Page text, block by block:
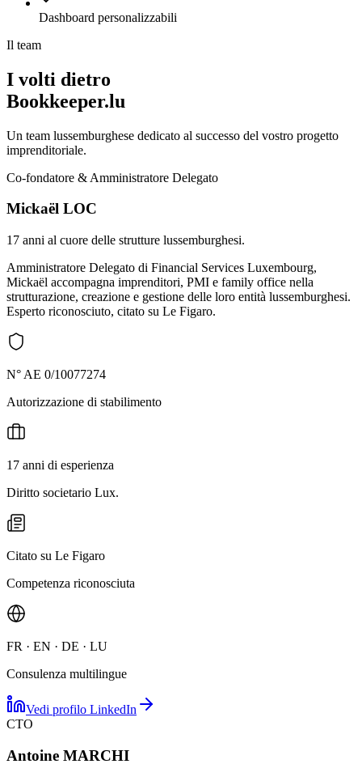
Dashboard personalizzabili
Il team
I volti dietro
Bookkeeper.lu
Un team lussemburghese dedicato al successo del vostro progetto
imprenditoriale.
Co-fondatore & Amministratore Delegato
Mickaël LOC
17 anni al cuore delle strutture lussemburghesi.
Amministratore Delegato di Financial Services Luxembourg,
Mickaël accompagna imprenditori, PMI e family office nella
strutturazione, creazione e gestione delle loro entità lussemburghesi.
Esperto riconosciuto, citato su Le Figaro.
N° AE 0/10077274
Autorizzazione di stabilimento
17 anni di esperienza
Diritto societario Lux.
Citato su Le Figaro
Competenza riconosciuta
FR · EN · DE · LU
Consulenza multilingue
Vedi profilo LinkedIn
CTO
Antoine MARCHI